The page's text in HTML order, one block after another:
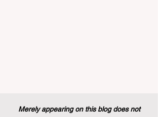
Merely appearing on this blog does not